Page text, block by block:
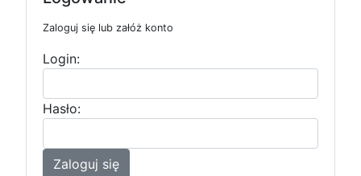
Zaloguj się lub załóż konto
Login:
Hasło:
Zaloguj się